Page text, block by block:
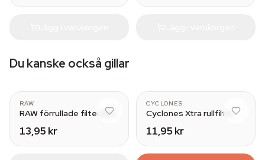
Du kanske också gillar
RAW
RAW förrullade filtertips
13,95 kr
CYCLONES
Cyclones Xtra rullfilter
11,95 kr